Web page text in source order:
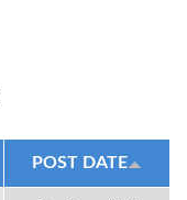
POST DATE